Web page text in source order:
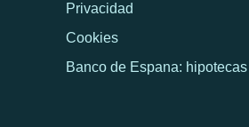
Privacidad
Cookies
Banco de Espana: hipotecas